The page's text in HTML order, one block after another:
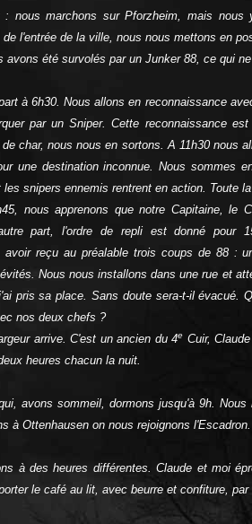
nous marchons sur Pforzheim, mais
l'entrée de la ville, nous nous mettons en
avons été survolés par un Junker 88, ce qui
à 6h30. Nous allons en reconnaissance
par un Sniper. Cette reconnaissance
char, nous nous en sortons. A 11h30 nous
une destination inconnue. Nous sommes
snipers ennemis rentrent en action. Toute
nous apprenons que notre Capitaine, le
part, l'ordre de repli est donné
avoir reçu au préalable trois coups de 88 :
Nous nous installons dans une rue et
pris sa place. Sans doute sera-t‑il évacué.
nos deux chefs ?
arrive. C'est un ancien du 4e Cuir,
heures chacun la nuit.
avons sommeil, dormons jusqu'à 9h.
à Ottenhausen on nous rejoignons l'Escadron.
à des heures différentes. Claude et moi
le café au lit, avec beurre et confiture,